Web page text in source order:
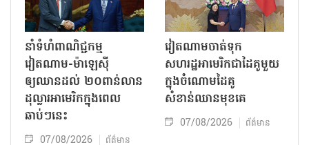
នាំទំហំពាណិជ្ជកម្ម
វៀតណាម-ម៉ាឡេស៊ី
ឲ្យឈានដល់ ២០ពាន់លាន
ដុល្លារអាមេរិកក្នុងពេល
ឆាប់ៗនេះ
07/08/2026 ព័ត៌មាន
វៀតណាមចាត់ទុក
សហរដ្ឋអាមេរិកជាដៃគូមួយ
ក្នុងចំណោមដៃគូ
សំខាន់ឈានមុខគេ
07/08/2026 ព័ត៌មាន